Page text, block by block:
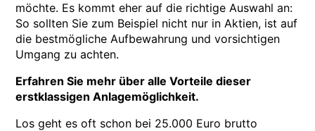
möchte. Es kommt eher auf die richtige Auswahl an:
So sollten Sie zum Beispiel nicht nur in Aktien, ist auf
die bestmögliche Aufbewahrung und vorsichtigen
Umgang zu achten.
Erfahren Sie mehr über alle Vorteile dieser
erstklassigen Anlagemöglichkeit.
Los geht es oft schon bei 25.000 Euro brutto